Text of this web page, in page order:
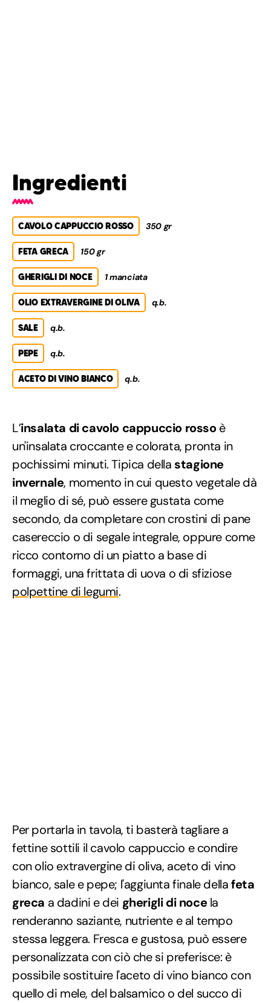
Ingredienti
CAVOLO CAPPUCCIO ROSSO 350 gr
FETA GRECA 150 gr
GHERIGLI DI NOCE 1 manciata
OLIO EXTRAVERGINE DI OLIVA q.b.
SALE q.b.
PEPE q.b.
ACETO DI VINO BIANCO q.b.
L’insalata di cavolo cappuccio rossoè
un'insalata croccante e colorata, pronta in
pochissimi minuti. Tipica della stagione
invernale, momento in cui questo vegetale dà
il meglio di sé, può essere gustata come
secondo, da completare con crostini di pane
casereccio o di segale integrale, oppure come
ricco contorno di un piatto a base di
formaggi, una frittata di uova o di sfiziose
polpettine di legumi.
Per portarla in tavola, ti basterà tagliare a
fettine sottili il cavolo cappuccio e condire
con olio extravergine di oliva, aceto di vino
bianco, sale e pepe; l'aggiunta finale dellafeta
greca a dadini e dei gherigli di nocela
renderanno saziante, nutriente e al tempo
stessa leggera. Fresca e gustosa, può essere
personalizzata con ciò che si preferisce: è
possibile sostituire l'aceto di vino bianco con
quello di mele, del balsamico o del succo di